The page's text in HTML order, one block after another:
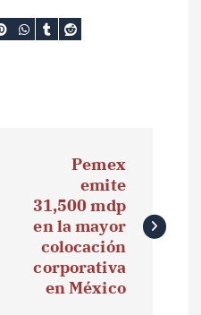
Pemex
emite
31,500 mdp
en la mayor
colocación
corporativa
en México